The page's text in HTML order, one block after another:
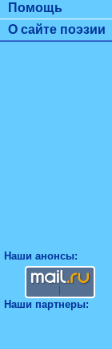
Помощь
О сайте поэзии
Наши анонсы:
Наши партнеры: